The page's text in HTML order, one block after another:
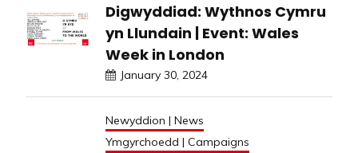
Digwyddiad: Wythnos Cymru
yn Llundain | Event: Wales
Week in London
January 30, 2024
Newyddion | News
Ymgyrchoedd | Campaigns